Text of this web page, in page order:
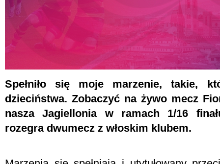
Spełniło się moje marzenie, takie,
dzieciństwa. Zobaczyć na żywo mecz
nasza Jagiellonia w ramach 1/16
rozegra dwumecz z włoskim klubem.